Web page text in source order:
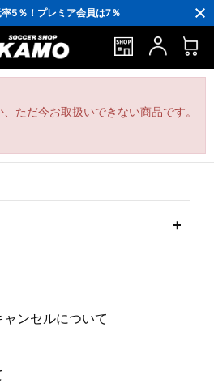
5％！プレミア会員は7％
「10％OFFクーポン」プレゼント！
でシューズケースプレゼント！
込)以上で送料無料！
ただ今お取扱いできない商品です。
ンセルについて